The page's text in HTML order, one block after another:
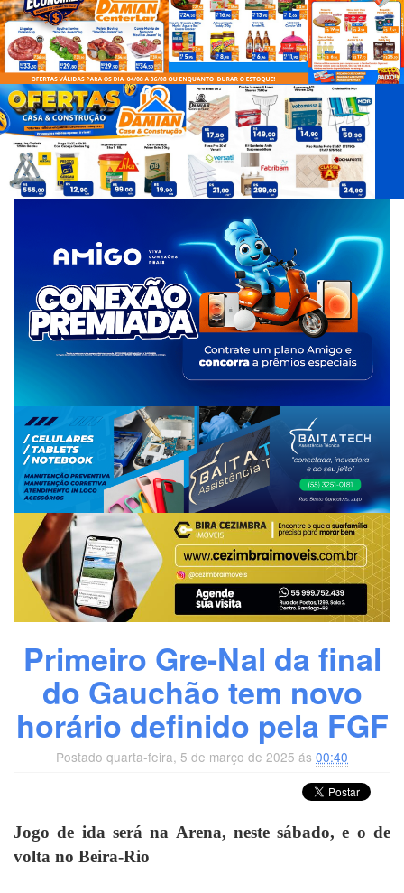
d
e
a
g
s
Primeiro Gre-Nal da final
do Gauchão tem novo
horário definido pela FGF
Postado quarta-feira, 5 de março de 2025 ás 00:40
Jogo de ida será na Arena, neste sábado, e o de
volta no Beira-Rio